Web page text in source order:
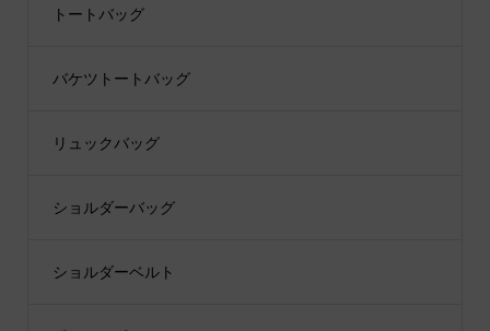
トートバッグ
バケツトートバッグ
リュックバッグ
ショルダーバッグ
ショルダーベルト